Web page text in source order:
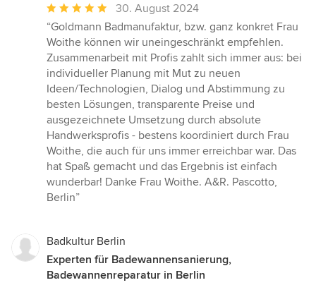
Durchschnittliche
Bewertung:
5
von
5
Sternen
30. August 2024
“Goldmann Badmanufaktur, bzw. ganz konkret Frau
Woithe können wir uneingeschränkt empfehlen.
Zusammenarbeit mit Profis zahlt sich immer aus: bei
individueller Planung mit Mut zu neuen
Ideen/Technologien, Dialog und Abstimmung zu
besten Lösungen, transparente Preise und
ausgezeichnete Umsetzung durch absolute
Handwerksprofis - bestens koordiniert durch Frau
Woithe, die auch für uns immer erreichbar war. Das
hat Spaß gemacht und das Ergebnis ist einfach
wunderbar! Danke Frau Woithe. A&R. Pascotto,
Berlin”
Badkultur Berlin
Experten für Badewannensanierung,
Badewannenreparatur in Berlin